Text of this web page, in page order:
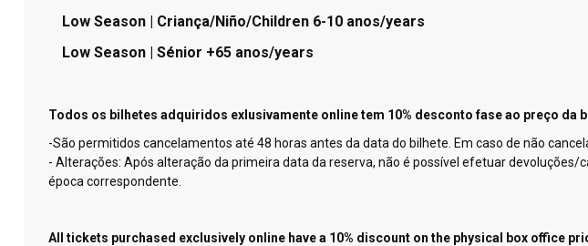
Low Season | Criança/Niño/Children 6-10 anos/years
Low Season | Sénior +65 anos/years
Todos os bilhetes adquiridos exlusivamente online tem 10% desconto fase ao preço da
-São permitidos cancelamentos até 48 horas antes da data do bilhete. Em caso de não
- Alterações: Após alteração da primeira data da reserva, não é possível efetuar
época correspondente.
All tickets purchased exclusively online have a 10% discount on the physical box office